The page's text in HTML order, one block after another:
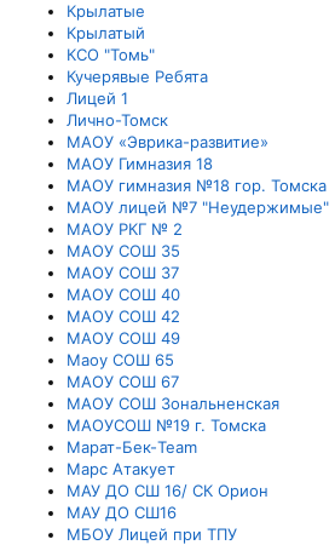
Крылатые
Крылатый
КСО "Томь"
Кучерявые Ребята
Лицей 1
Лично-Томск
МАОУ «Эврика-развитие»
МАОУ Гимназия 18
МАОУ гимназия №18 гор. Томска
МАОУ лицей №7 "Неудержимые"
МАОУ РКГ № 2
МАОУ СОШ 35
МАОУ СОШ 37
МАОУ СОШ 40
МАОУ СОШ 42
МАОУ СОШ 49
Маоу СОШ 65
МАОУ СОШ 67
МАОУ СОШ Зональненская
МАОУСОШ №19 г. Томска
Марат-Бек-Team
Марс Атакует
МАУ ДО СШ 16/ СК Орион
МАУ ДО СШ16
МБОУ Лицей при ТПУ